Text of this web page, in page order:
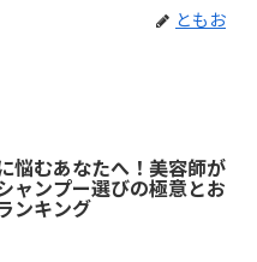
ともお
悩むあなたへ！美容師が
ャンプー選びの極意とお
ンキング